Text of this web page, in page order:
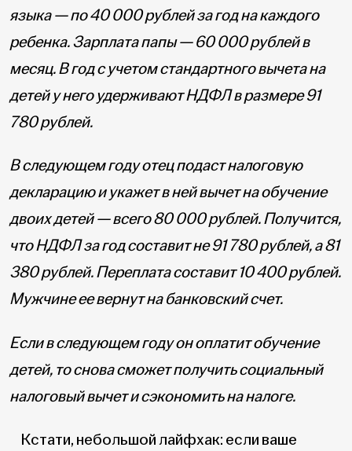
языка — по 40 000 рублей за год на каждого
ребенка. Зарплата папы — 60 000 рублей в
месяц. В год с учетом стандартного вычета на
детей у него удерживают НДФЛ в размере 91
780 рублей.
В следующем году отец подаст налоговую
декларацию и укажет в ней вычет на обучение
двоих детей — всего 80 000 рублей. Получится,
что НДФЛ за год составит не 91 780 рублей, а 81
380 рублей. Переплата составит 10 400 рублей.
Мужчине ее вернут на банковский счет.
Если в следующем году он оплатит обучение
детей, то снова сможет получить социальный
налоговый вычет и сэкономить на налоге.
Кстати, небольшой лайфхак: если ваше